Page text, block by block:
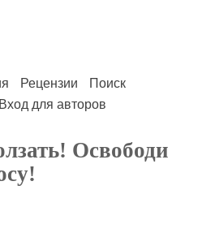
Рецензии
Поиск
Вход для авторов
Освободи